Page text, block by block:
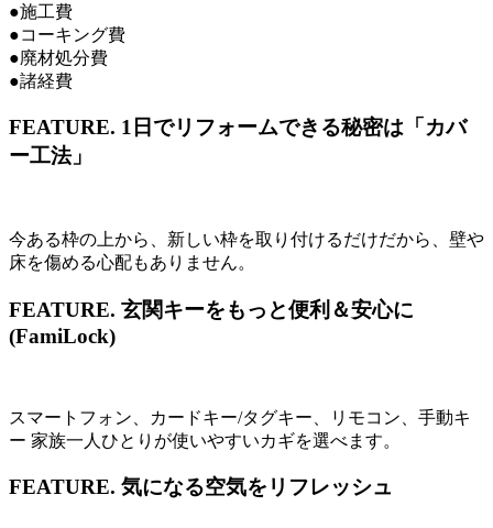
●施工費
●コーキング費
●廃材処分費
●諸経費
FEATURE. 1日でリフォームできる秘密は「カバ
ー工法」
今ある枠の上から、新しい枠を取り付けるだけだから、壁や
床を傷める心配もありません。
FEATURE. 玄関キーをもっと便利＆安心に
(FamiLock)
スマートフォン、カードキー/タグキー、リモコン、手動キ
ー 家族一人ひとりが使いやすいカギを選べます。
FEATURE. 気になる空気をリフレッシュ